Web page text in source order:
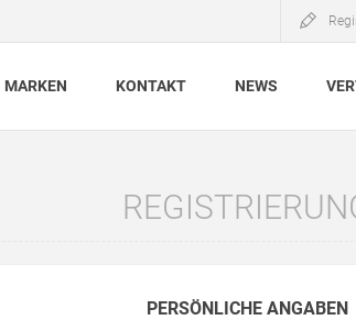
MARKEN KONTAKT NEWS
PERSÖNLICHE ANGABEN